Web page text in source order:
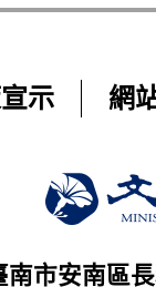
示 網
南市安南區